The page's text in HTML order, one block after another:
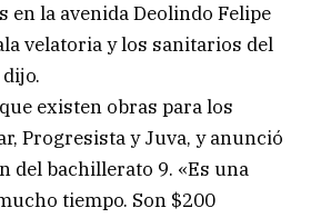
en la avenida Deolindo Felipe
velatoria y los sanitarios del
existen obras para los
Progresista y Juva, y anunció
del bachillerato 9. «Es una
tiempo. Son $200